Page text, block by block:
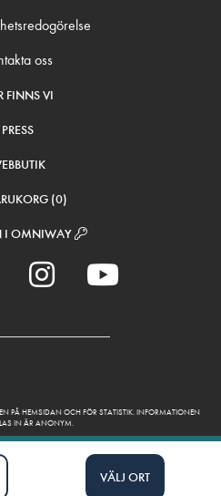
VÄLJ ORT
oss
FINNS VI
PRESS
(0)
I OMNIWAY
PÅ HEMSIDAN OCH FÖR STATISTIK. INFORMATIONEN
IN ÄR ANONYM.